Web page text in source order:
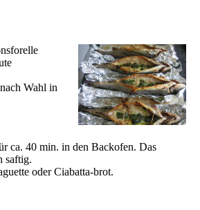
Wahl in
ca. 40 min. in den Backofen. Das
saftig.
oder Ciabatta-brot.